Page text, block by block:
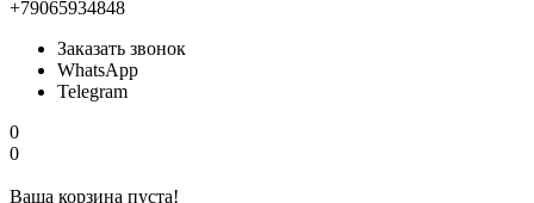
+79065934848
Заказать звонок
WhatsApp
Telegram
0
0
Ваша корзина пуста!